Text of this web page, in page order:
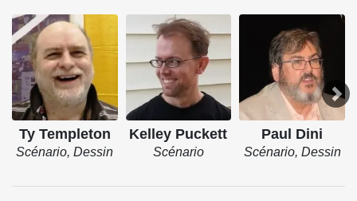
Ty Templeton
Scénario, Dessin
Kelley Puckett
Scénario
Paul Dini
Scénario, Dessin